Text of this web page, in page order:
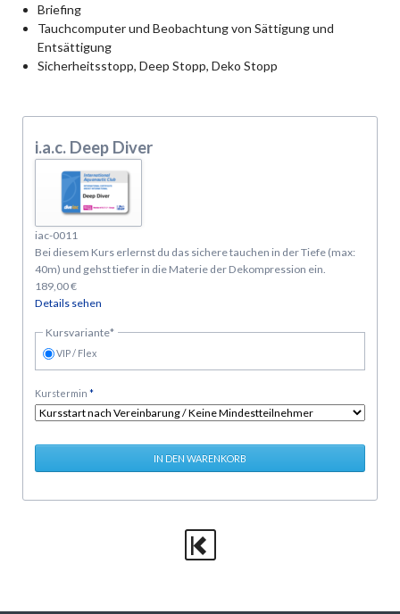
Briefing
Tauchcomputer und Beobachtung von Sättigung und
Entsättigung
Sicherheitsstopp, Deep Stopp, Deko Stopp
i.a.c. Deep Diver
iac-0011
Bei diesem Kurs erlernst du das sichere tauchen in der Tiefe (max:
40m) und gehst tiefer in die Materie der Dekompression ein.
189,00€
Details sehen
Pflichtfeld
Kursvariante*
VIP / Flex
Pflichtfeld
Kurstermin *